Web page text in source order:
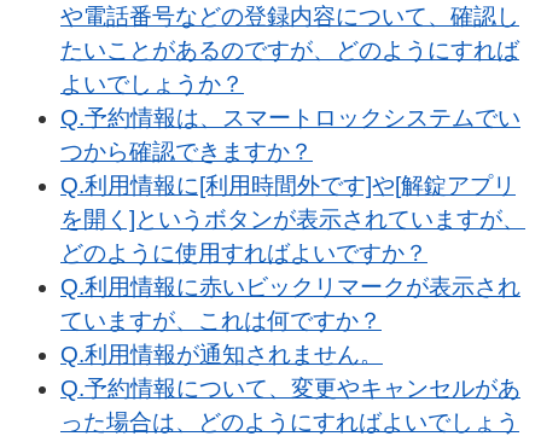
や電話番号などの登録内容について、確認し
たいことがあるのですが、どのようにすれば
よいでしょうか？​​
Q.予約情報は、スマートロックシステムでい
つから確認できますか？​​
Q.利用情報に[利用時間外です]や[解錠アプリ
を開く]というボタンが表示されていますが、
どのように使用すればよいですか？
Q.利用情報に赤いビックリマークが表示され
ていますが、これは何ですか？
Q.利用情報が通知されません。​​
Q.予約情報について、変更やキャンセルがあ
った場合は、どのようにすればよいでしょう